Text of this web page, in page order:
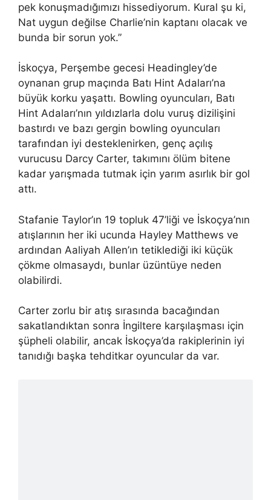
pek konuşmadığımızı hissediyorum. Kural şu ​​ki,
Nat uygun değilse Charlie’nin kaptanı olacak ve
bunda bir sorun yok.”
İskoçya, Perşembe gecesi Headingley’de
oynanan grup maçında Batı Hint Adaları’na
büyük korku yaşattı. Bowling oyuncuları, Batı
Hint Adaları’nın yıldızlarla dolu vuruş dizilişini
bastırdı ve bazı gergin bowling oyuncuları
tarafından iyi desteklenirken, genç açılış
vurucusu Darcy Carter, takımını ölüm bitene
kadar yarışmada tutmak için yarım asırlık bir gol
attı.
Stafanie Taylor’ın 19 topluk 47’liği ve İskoçya’nın
atışlarının her iki ucunda Hayley Matthews ve
ardından Aaliyah Allen’ın tetiklediği iki küçük
çökme olmasaydı, bunlar üzüntüye neden
olabilirdi.
Carter zorlu bir atış sırasında bacağından
sakatlandıktan sonra İngiltere karşılaşması için
şüpheli olabilir, ancak İskoçya’da rakiplerinin iyi
tanıdığı başka tehditkar oyuncular da var.